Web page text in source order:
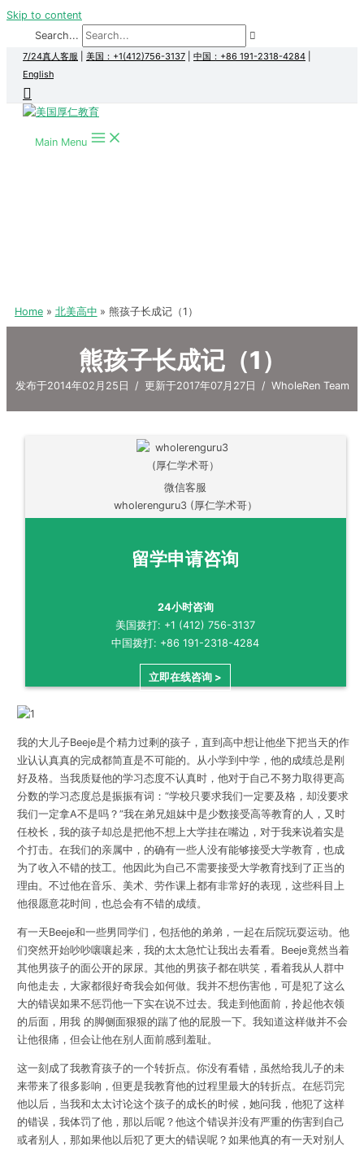
Skip to content
Search...
7/24真人客服 美国：+1(412)756-3137 中国：+86 191-2318-4284
English
Main Menu
Home 北美高中 熊孩子长成记（1）
熊孩子长成记（1）
发布于2014年02月25日 / 更新于2017年07月27日 / WholeRen Team
微信客服
wholerenguru3 (厚仁学术哥）
留学申请咨询
24小时咨询
美国拨打: +1 (412) 756-3137
中国拨打: +86 191-2318-4284
立即在线咨询 >
我的大儿子Beeje是个精力过剩的孩子，直到高中想让他坐下把当天的作
业认认真真的完成都简直是不可能的。从小学到中学，他的成绩总是刚
好及格。当我质疑他的学习态度不认真时，他对于自己不努力取得更高
分数的学习态度总是振振有词：“学校只要求我们一定要及格，却没要求
我们一定拿A不是吗？”我在弟兄姐妹中是少数接受高等教育的人，又时
任校长，我的孩子却总是把他不想上大学挂在嘴边，对于我来说着实是
个打击。在我们的亲属中，的确有一些人没有能够接受大学教育，也成
为了收入不错的技工。他因此为自己不需要接受大学教育找到了正当的
理由。不过他在音乐、美术、劳作课上都有非常好的表现，这些科目上
他很愿意花时间，也总会有不错的成绩。
有一天Beeje和一些男同学们，包括他的弟弟，一起在后院玩耍运动。他
们突然开始吵吵嚷嚷起来，我的太太急忙让我出去看看。Beeje竟然当着
其他男孩子的面公开的尿尿。其他的男孩子都在哄笑，看着我从人群中
向他走去，大家都很好奇我会如何做。我并不想伤害他，可是犯了这么
大的错误如果不惩罚他一下实在说不过去。我走到他面前，拎起他衣领
的后面，用我 的脚侧面狠狠的踹了他的屁股一下。我知道这样做并不会
让他很痛，但会让他在别人面前感到羞耻。
这一刻成了我教育孩子的一个转折点。你没有看错，虽然给我儿子的未
来带来了很多影响，但更是我教育他的过程里最大的转折点。在惩罚完
他以后，当我和太太讨论这个孩子的成长的时候，她问我，他犯了这样
的错误，我体罚了他，那以后呢？他这个错误并没有严重的伤害到自己
或者别人，那如果他以后犯了更大的错误呢？如果他真的有一天对别人